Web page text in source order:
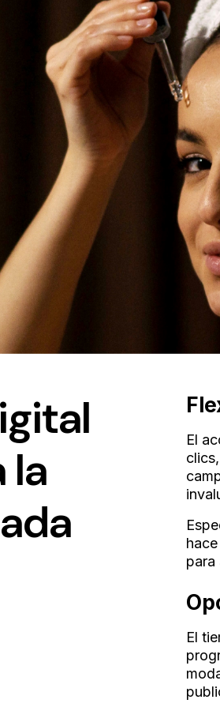
la
El
para
El